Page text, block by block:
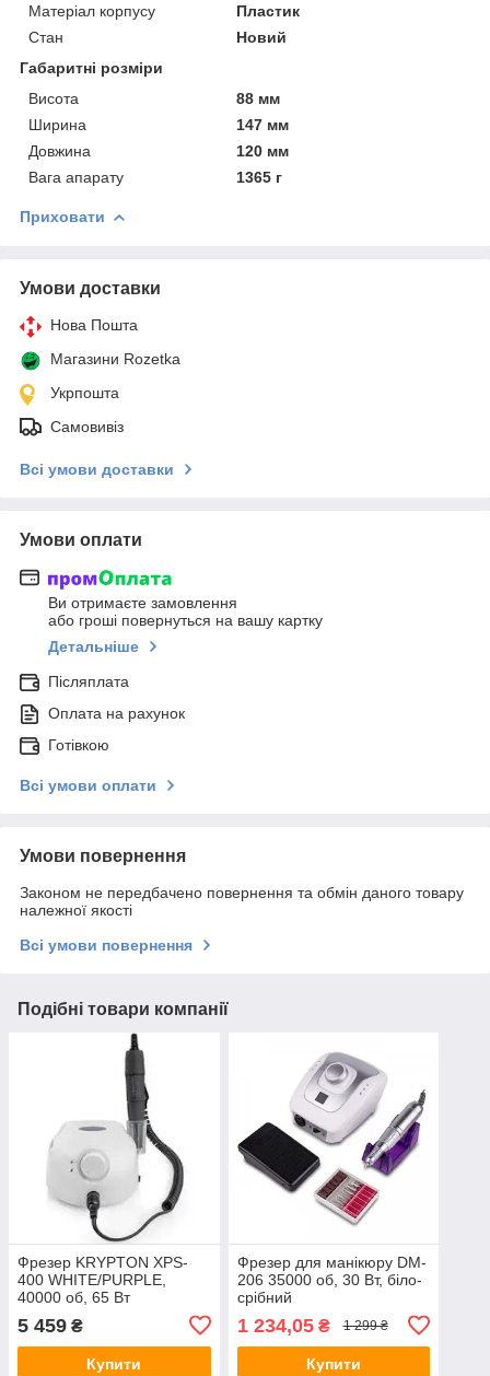
Матеріал корпусу
Пластик
Стан
Новий
Габаритні розміри
Висота
88 мм
Ширина
147 мм
Довжина
120 мм
Вага апарату
1365 г
Приховати
Умови доставки
Нова Пошта
Магазини Rozetka
Укрпошта
Самовивіз
Всі умови доставки
Умови оплати
Ви отримаєте замовлення
або гроші повернуться на вашу картку
Детальніше
Післяплата
Оплата на рахунок
Готівкою
Всі умови оплати
Умови повернення
Законом не передбачено повернення та обмін даного товару
належної якості
Всі умови повернення
Подібні товари компанії
Фрезер KRYPTON XPS-
400 WHITE/PURPLE,
40000 об, 65 Вт
5 459 ₴
Купити
Фрезер для манікюру DM-
206 35000 об, 30 Вт, біло-
срібний
1 234,05₴ 1 299 ₴
Купити